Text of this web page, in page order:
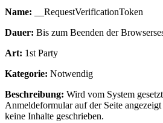
Name: __RequestVerificationToken
Dauer: Bis zum Beenden der
Art: 1st Party
Kategorie: Notwendig
Beschreibung: Wird vom System
Anmeldeformular auf der Seite
keine Inhalte geschrieben.